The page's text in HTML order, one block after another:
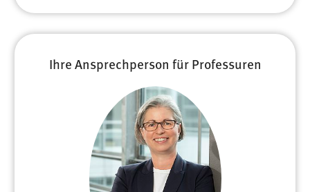
Ihre Ansprechperson für Professuren